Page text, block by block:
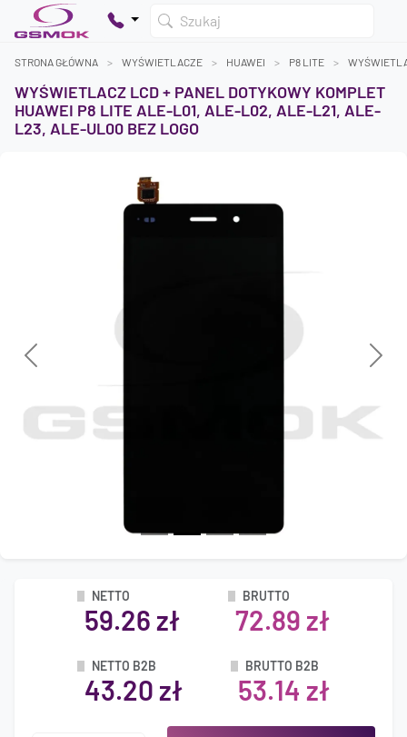
Szukaj
Twój koszyk jest pusty
STRONA GŁÓWNA WYŚWIETLACZE HUAWEI P8 LITE
WYŚWIETLACZ LCD + PANEL DOTYKOWY KOMPLET
HUAWEI P8 LITE ALE-L01, ALE-L02, ALE-L21, ALE-
L23, ALE-UL00 BEZ LOGO
Previous Next
NETTO
59.26 zł
BRUTTO
72.89 zł
NETTO B2B
43.20 zł
BRUTTO B2B
53.14 zł